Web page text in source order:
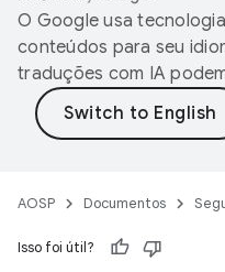
O Google usa
conteúdos para seu
traduções com IA
AOSP Documentos
Isso foi útil?